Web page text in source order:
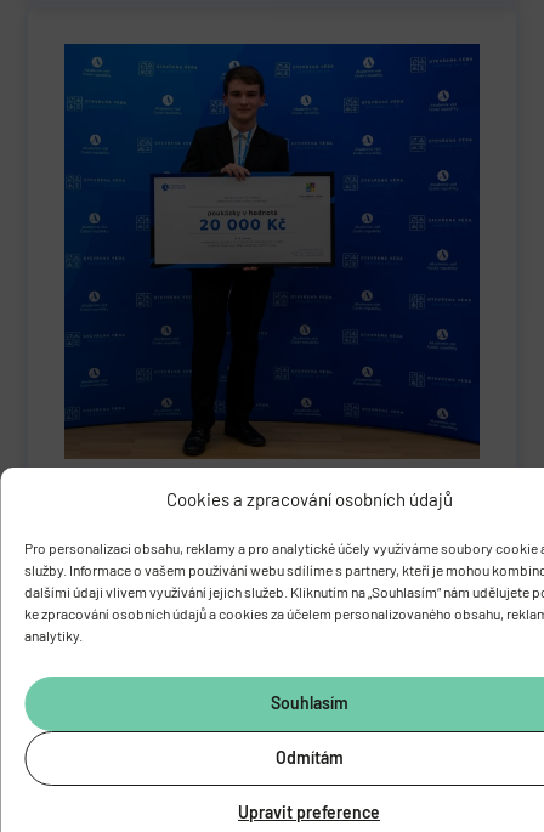
Cookies a zpracování osobních údajů
Pro personalizaci obsahu, reklamy a pro analytické účely využíváme soubory cookie
služby. Informace o vašem používání webu sdílíme s partnery, kteří je mohou
dalšími údaji vlivem využívání jejich služeb. Kliknutím na „Souhlasím“ nám udělujete
ke zpracování osobních údajů a cookies za účelem personalizovaného obsahu,
analytiky.
Souhlasím
Odmítám
Upravit preference
MARTIN KUBEŠ
Martin Kubeš, student, který v rámci projektu
Otevřená věda dělal svou stáž na FGÚ v Odd.
membránového transportu pod vedením Dr. Olgy
eukaryotních buněk“.